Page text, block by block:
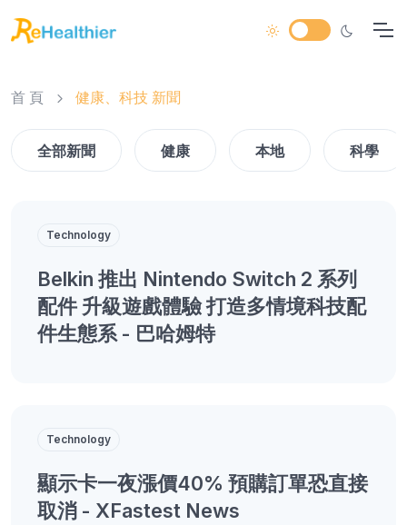
首 頁 健康、科技 新聞
全部新聞 健康 本地 科學
Technology
Belkin 推出 Nintendo Switch 2 系列
配件 升級遊戲體驗 打造多情境科技配
件生態系 - 巴哈姆特
Technology
顯示卡一夜漲價40% 預購訂單恐直接
取消 - XFastest News